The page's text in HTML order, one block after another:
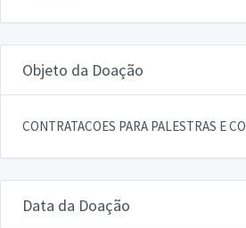
Objeto da Doação
CONTRATACOES PARA PALESTRAS E
Data da Doação